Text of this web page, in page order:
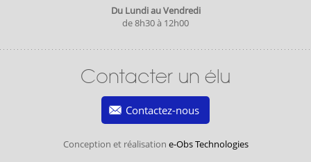
Du Lundi au Vendredi
de 8h30 à 12h00
Contacter un élu
Contactez-nous
Conception et réalisation e-Obs Technologies